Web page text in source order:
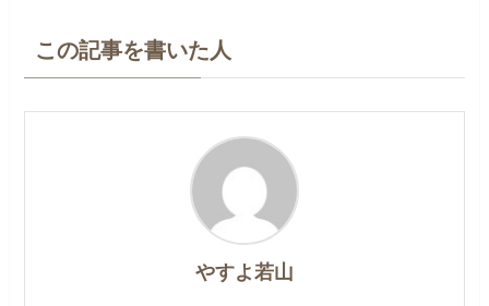
この記事を書いた人
やすよ若山